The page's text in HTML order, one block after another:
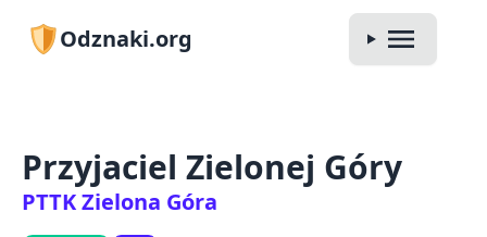
Odznaki.org
Przyjaciel Zielonej Góry
PTTK Zielona Góra